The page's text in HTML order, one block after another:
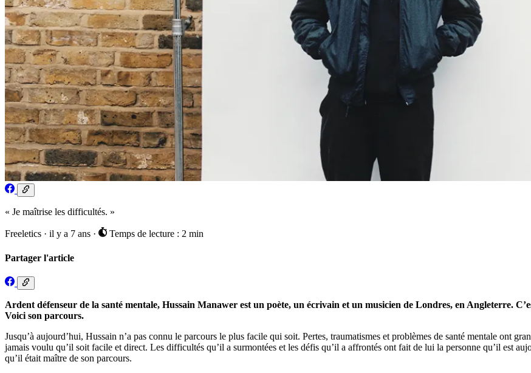
« Je maîtrise les difficultés. »
Freeletics · il y a 7 ans · Temps de lecture : 2 min
Partager l'article
Ardent défenseur de la santé mentale, Hussain Manawer est un poète, un écrivain et un musicien de Londres, en Angleterre.
Voici son parcours.
Jusqu’à aujourd’hui, Hussain n’a pas connu le parcours le plus facile qui soit. Pertes, traumatismes et problèmes de santé mentale ont
jamais voulu qu’il soit facile et direct. Les difficultés qu’il a surmontées et les défis qu’il a affrontés ont fait de lui la personne qu’il est
qu’il était maître de son parcours.